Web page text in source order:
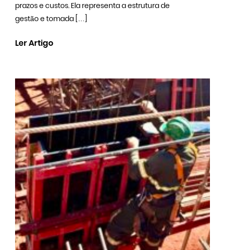
prazos e custos. Ela representa a estrutura de
gestão e tomada […]
Ler Artigo